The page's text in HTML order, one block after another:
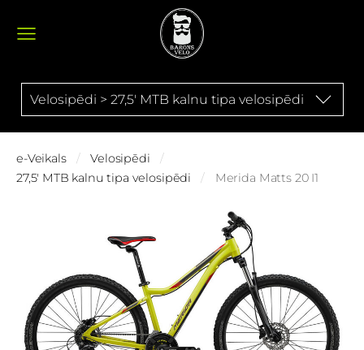
Velosipēdi > 27,5' MTB kalnu tipa velosipēdi
e-Veikals
Velosipēdi
27,5' MTB kalnu tipa velosipēdi
Merida Matts 20 I1